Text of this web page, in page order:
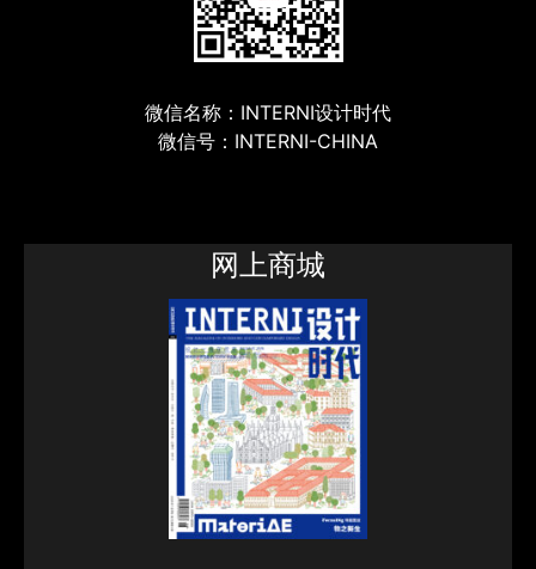
微信名称：INTERNI设计时代
微信号：INTERNI-CHINA
网上商城